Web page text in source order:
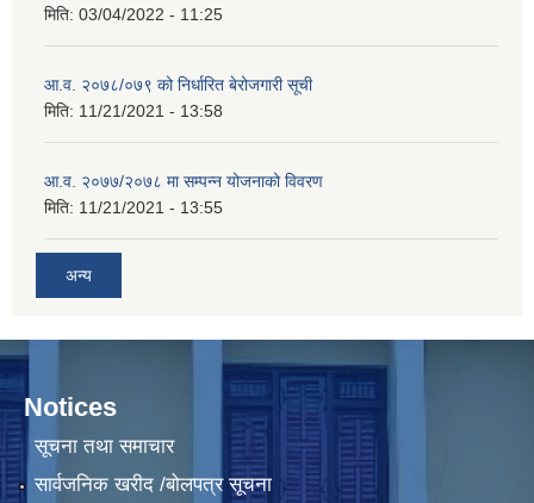
मिति: 03/04/2022 - 11:25
आ.व. २०७८/०७९ को निर्धारित बेरोजगारी सूची
मिति: 11/21/2021 - 13:58
आ.व. २०७७/२०७८ मा सम्पन्न योजनाको विवरण
मिति: 11/21/2021 - 13:55
अन्य
Notices
सूचना तथा समाचार
सार्वजनिक खरीद /बोलपत्र सूचना